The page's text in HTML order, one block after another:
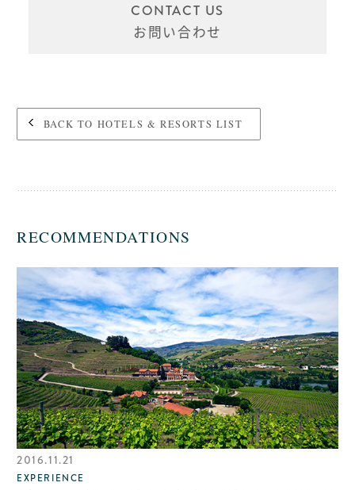
CONTACT US
お問い合わせ
BACK TO HOTELS & RESORTS LIST
RECOMMENDATIONS
2016.11.21
EXPERIENCE